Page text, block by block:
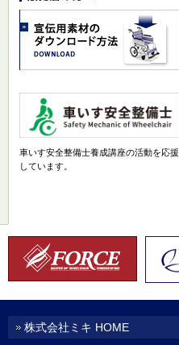
車いす安全整備士養成講座の活動を応援
しています。
株式会社ミキ HOME